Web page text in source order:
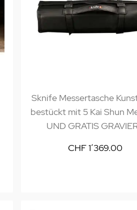
Sknife Messertasche
bestückt mit 5 Kai Shun
UND GRATIS
CHF 1’369.00